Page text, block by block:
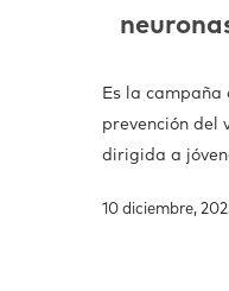
Es la campaña
prevención del
dirigida a
10 diciembre,